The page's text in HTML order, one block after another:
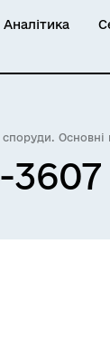
Аналітика
споруди.
3607